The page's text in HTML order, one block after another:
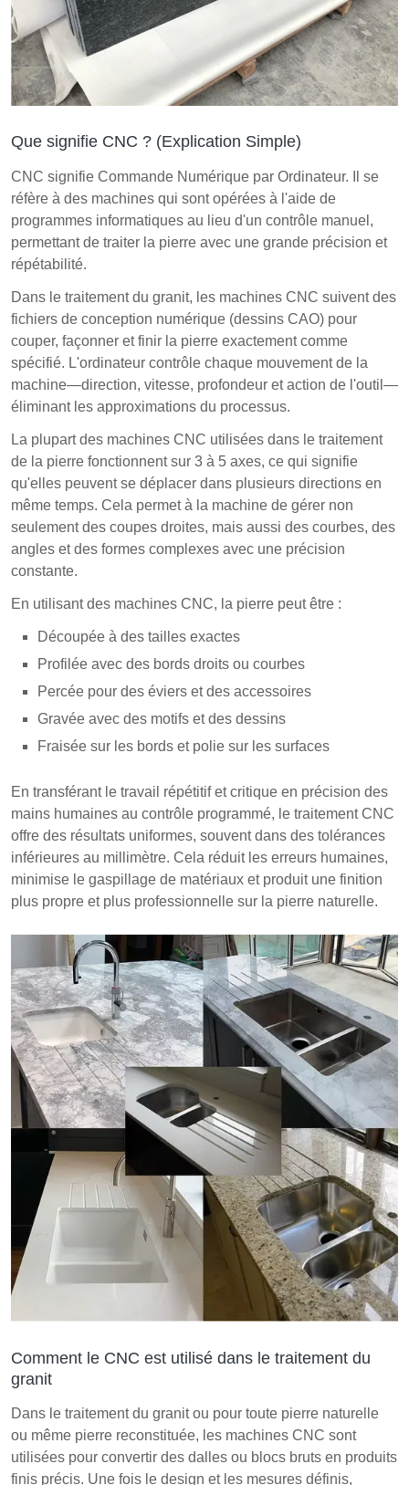
Que signifie CNC ? (Explication Simple)
CNC signifie Commande Numérique par Ordinateur. Il se
réfère à des machines qui sont opérées à l'aide de
programmes informatiques au lieu d'un contrôle manuel,
permettant de traiter la pierre avec une grande précision et
répétabilité.
Dans le traitement du granit, les machines CNC suivent des
fichiers de conception numérique (dessins CAO) pour
couper, façonner et finir la pierre exactement comme
spécifié. L'ordinateur contrôle chaque mouvement de la
machine—direction, vitesse, profondeur et action de l'outil—
éliminant les approximations du processus.
La plupart des machines CNC utilisées dans le traitement
de la pierre fonctionnent sur 3 à 5 axes, ce qui signifie
qu'elles peuvent se déplacer dans plusieurs directions en
même temps. Cela permet à la machine de gérer non
seulement des coupes droites, mais aussi des courbes, des
angles et des formes complexes avec une précision
constante.
En utilisant des machines CNC, la pierre peut être :
Découpée à des tailles exactes
Profilée avec des bords droits ou courbes
Percée pour des éviers et des accessoires
Gravée avec des motifs et des dessins
Fraisée sur les bords et polie sur les surfaces
En transférant le travail répétitif et critique en précision des
mains humaines au contrôle programmé, le traitement CNC
offre des résultats uniformes, souvent dans des tolérances
inférieures au millimètre. Cela réduit les erreurs humaines,
minimise le gaspillage de matériaux et produit une finition
plus propre et plus professionnelle sur la pierre naturelle.
Comment le CNC est utilisé dans le traitement du
granit
Dans le traitement du granit ou pour toute pierre naturelle
ou même pierre reconstituée, les machines CNC sont
utilisées pour convertir des dalles ou blocs bruts en produits
finis précis. Une fois le design et les mesures définis,